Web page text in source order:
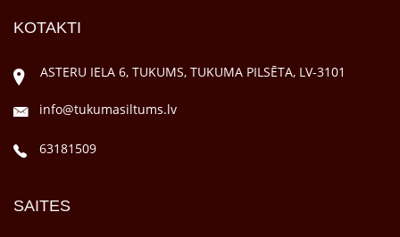
KOTAKTI
ASTERU IELA 6, TUKUMS, TUKUMA PILSĒTA, LV-3101
info@tukumasiltums.lv
63181509
SAITES